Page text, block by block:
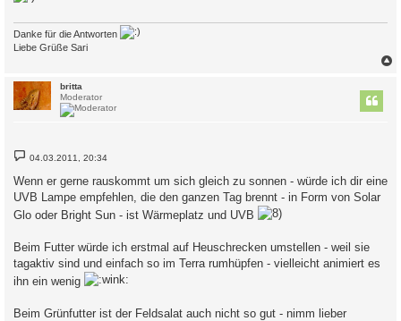
Danke für die Antworten
Liebe Grüße Sari
britta
Moderator
B
e
t
r
g
04.03.2011, 20:34
Wenn er gerne rauskommt um sich gleich zu sonnen - würde ich dir eine
UVB Lampe empfehlen, die den ganzen Tag brennt - in Form von Solar
Glo oder Bright Sun - ist Wärmeplatz und UVB
Beim Futter würde ich erstmal auf Heuschrecken umstellen - weil sie
tagaktiv sind und einfach so im Terra rumhüpfen - vielleicht animiert es
ihn ein wenig
Beim Grünfutter ist der Feldsalat auch nicht so gut - nimm lieber